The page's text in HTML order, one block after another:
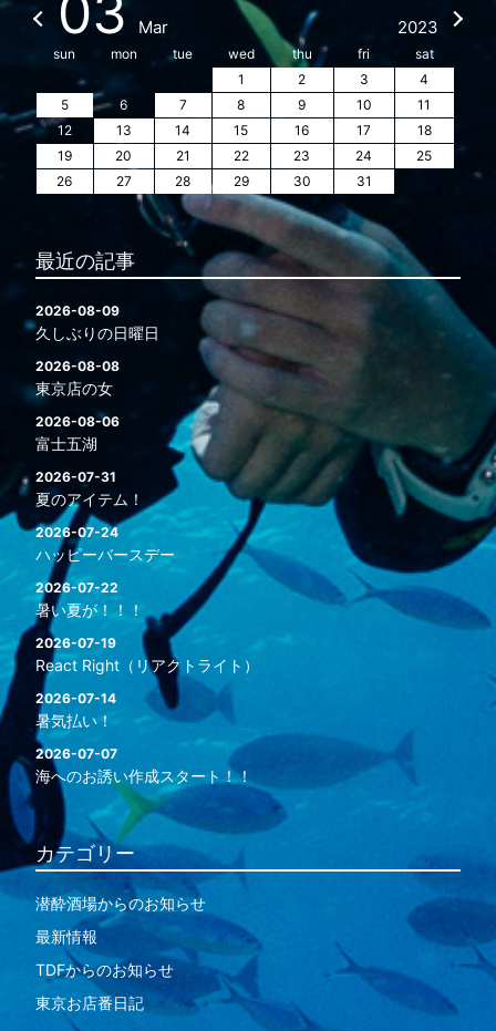
03 Mar 2023
sun mon tue wed thu fri
sat
1
2 3
4
5
6 7 8 9 10
11
12
13 14 15 16 17
18
19
20 21 22 23 24
25
26
27 28 29 30 31
最近の記事
2026-08-09
久しぶりの日曜日
2026-08-08
東京店の女
2026-08-06
富士五湖
2026-07-31
夏のアイテム！
2026-07-24
ハッピーバースデー
2026-07-22
暑い夏が！！！
2026-07-19
React Right（リアクトライト）
2026-07-14
暑気払い！
2026-07-07
海へのお誘い作成スタート！！
カテゴリー
潜酔酒場からのお知らせ
最新情報
TDFからのお知らせ
東京お店番日記